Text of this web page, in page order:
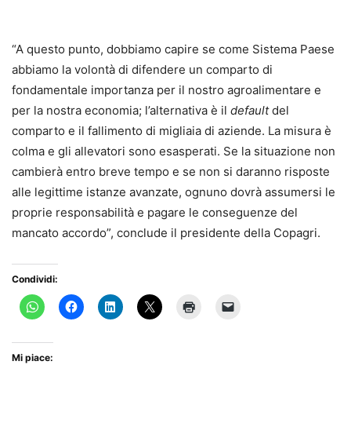
“A questo punto, dobbiamo capire se come Sistema Paese
abbiamo la volontà di difendere un comparto di
fondamentale importanza per il nostro agroalimentare e
per la nostra economia; l’alternativa è il defaultdel
comparto e il fallimento di migliaia di aziende. La misura è
colma e gli allevatori sono esasperati. Se la situazione non
cambierà entro breve tempo e se non si daranno risposte
alle legittime istanze avanzate, ognuno dovrà assumersi le
proprie responsabilità e pagare le conseguenze del
mancato accordo”, conclude il presidente della Copagri.
Condividi:
Mi piace: